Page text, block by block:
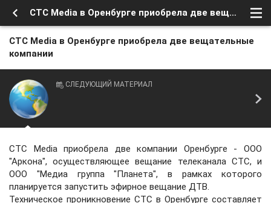
CTC Media в Оренбурге приобрела две вещательные компании
CTC Media в Оренбурге приобрела две вещательные
компании
СЛЕДУЮЩИЙ МАТЕРИАЛ
CTC Media приобрела две компании Оренбурге - ООО
"Аркона", осуществляющее вещание телеканала СТС, и
ООО "Медиа группа "Планета", в рамках которого
планируется запустить эфирное вещание ДТВ.
Техническое проникновение СТС в Оренбурге составляет